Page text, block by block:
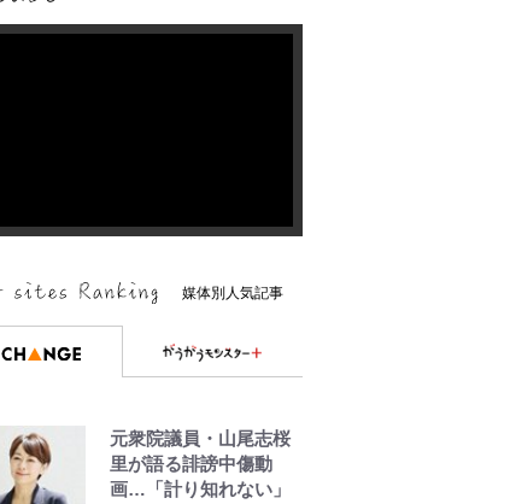
媒体別人気記事
元衆院議員・山尾志桜
里が語る誹謗中傷動
画…「計り知れない」